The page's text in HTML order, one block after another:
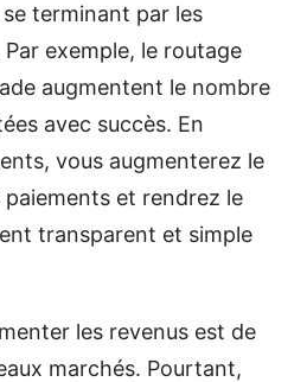
terminant par les
exemple, le routage
augmentent le nombre
avec succès. En
vous augmenterez le
et rendrez le
transparent et simple
les revenus est de
marchés. Pourtant,